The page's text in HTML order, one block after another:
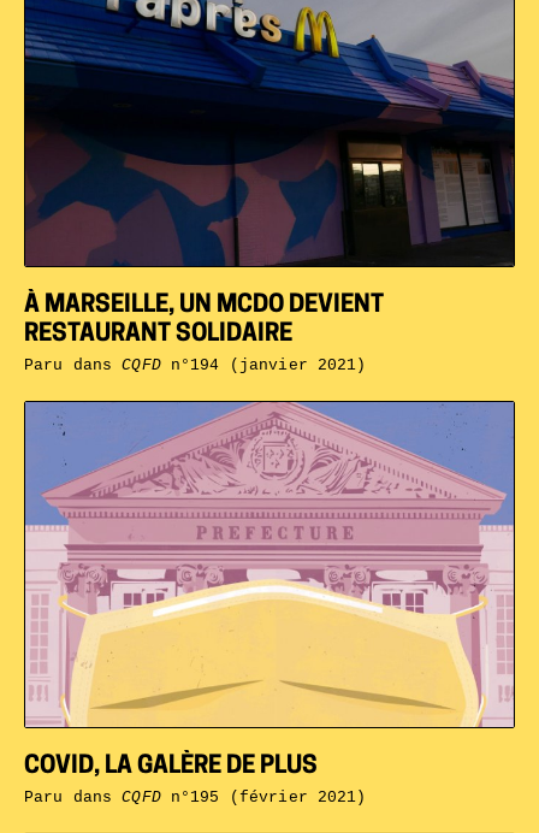
COVID, LA GALÈRE DE PLUS
Paru dansCQFDn°195 (février 2021)
À MARSEILLE, UN MCDO DEVIENT
RESTAURANT SOLIDAIRE
Paru dansCQFDn°194 (janvier 2021)